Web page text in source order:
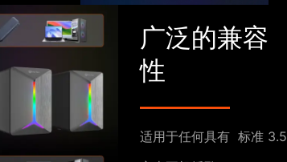
广泛的兼容
性
适用于任何具有 标准 3.5